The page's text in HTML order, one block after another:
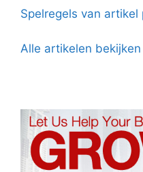
Spelregels van
Alle artikelen bekijken